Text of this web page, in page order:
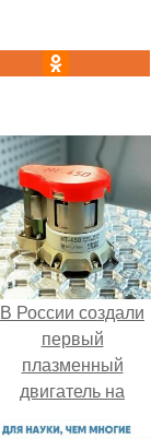
В России создали
первый
плазменный
двигатель на